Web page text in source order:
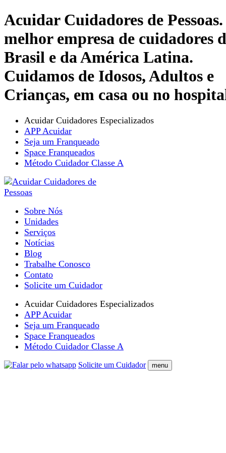
Acuidar Cuidadores de Pessoas.
melhor empresa de cuidadores
Brasil e da América Latina.
Cuidamos de Idosos, Adultos e
Crianças, em casa ou no
Acuidar Cuidadores Especializados
APP Acuidar
Seja um Franqueado
Space Franqueados
Método Cuidador Classe A
Sobre Nós
Unidades
Serviços
Notícias
Blog
Trabalhe Conosco
Contato
Solicite um Cuidador
Acuidar Cuidadores Especializados
APP Acuidar
Seja um Franqueado
Space Franqueados
Método Cuidador Classe A
Solicite um Cuidador menu